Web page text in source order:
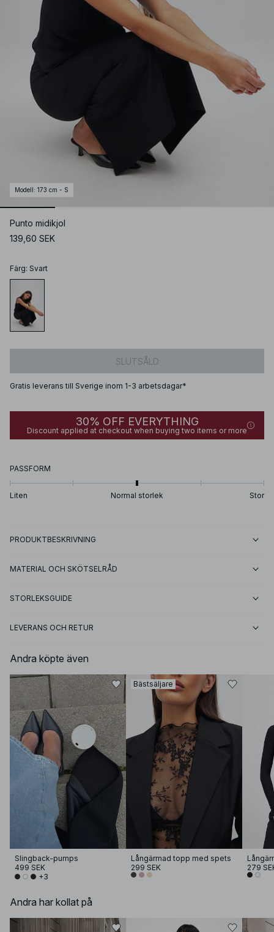
Modell : 173 cm - S
Punto midikjol
139,60 SEK
Färg: Svart
SLUTSÅLD
Gratis leverans till Sverige inom 1-3 arbetsdagar*
30% OFF EVERYTHING
Discount applied at checkout when buying two items or more
PASSFORM
Liten Normal storlek Stor
PRODUKTBESKRIVNING
MATERIAL OCH SKÖTSELRÅD
STORLEKSGUIDE
LEVERANS OCH RETUR
Andra köpte även
Slingback-pumps
499 SEK
+3
Bästsäljare
Långärmad topp med spets
299 SEK
279
Andra har kollat på